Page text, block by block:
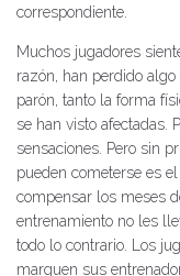
correspondiente.
Muchos jugadores
razón, han perdido
parón, tanto la forma
se han visto afectadas.
sensaciones. Pero sin
pueden cometerse es
compensar los meses
entrenamiento no les
todo lo contrario. Los
marquen sus